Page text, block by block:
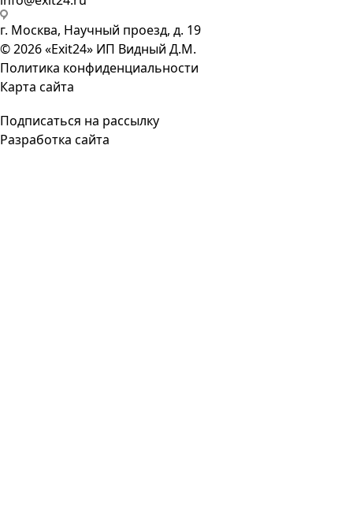
г. Москва, Научный проезд, д. 19
© 2026 «Exit24» ИП Видный Д.М.
Политика конфиденциальности
Карта сайта
Подписаться на рассылку
Разработка сайта